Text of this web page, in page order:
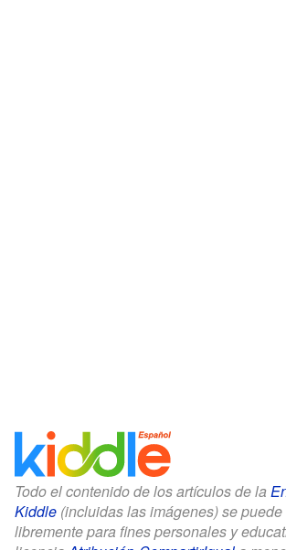
Todo el contenido de los artículos de la
Kiddle (incluidas las imágenes) se
libremente para fines personales y